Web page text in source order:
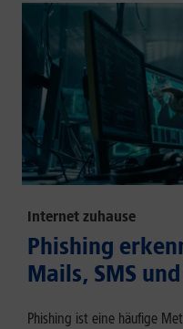
Internet zuhause
Phishing
Mails, SMS
Phishing ist eine häufige